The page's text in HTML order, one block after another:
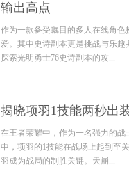
输出高点
作为一款备受瞩目的多人在线角
爱。其中史诗副本更是挑战与乐
探索光明勇士76史诗副本的攻...
揭晓项羽1技能两秒出
在王者荣耀中，作为一名强力的
中，项羽的1技能在战场上起到至
羽成为战局的制胜关键。天崩...